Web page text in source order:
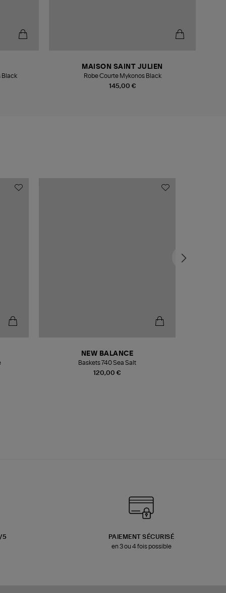
Black
145,00 €
MAISON SAINT JULIEN
Robe Courte Mykonos Black
120,00 €
NEW BALANCE
Baskets 740 Sea Salt
5
PAIEMENT SÉCURISÉ
en 3 ou 4 fois possible